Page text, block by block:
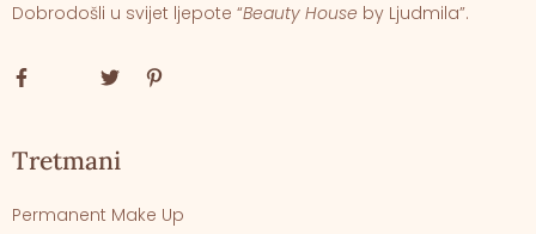
Dobrodošli u svijet ljepote “Beauty House by Ljudmila”.
Tretmani
Permanent Make Up